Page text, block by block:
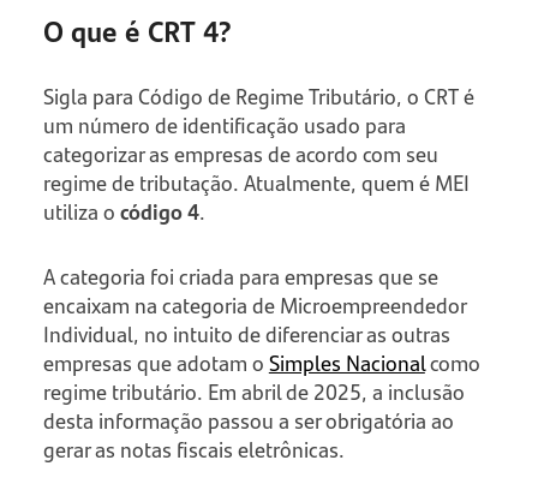
O que é CRT 4?
Sigla para Código de Regime Tributário, o CRT é
um número de identificação usado para
categorizar as empresas de acordo com seu
regime de tributação. Atualmente, quem é MEI
utiliza ocódigo 4.
A categoria foi criada para empresas que se
encaixam na categoria de Microempreendedor
Individual, no intuito de diferenciar as outras
empresas que adotam oSimples Nacionalcomo
regime tributário. Em abril de 2025, a inclusão
desta informação passou a ser obrigatória ao
gerar as notas fiscais eletrônicas.